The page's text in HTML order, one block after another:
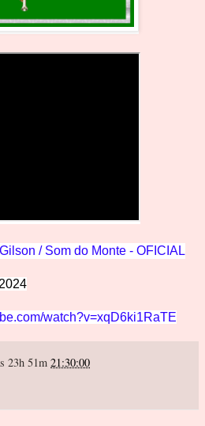
/ Som do Monte - OFICIAL
watch?v=xqD6ki1RaTE
23h 51m 21:30:00